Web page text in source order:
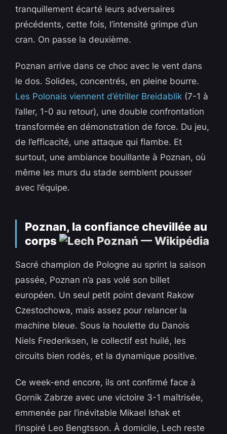
tranquillement écarté leurs adversaires
précédents, cette fois, l’intensité grimpe d’un
cran. On passe la deuxième.
Poznan arrive dans ce choc avec le vent dans
le dos. Solides, concentrés, en pleine bourre.
Les Polonais viennent d’étriller Breidablik (7-1 à
l’aller, 1-0 au retour), une double confrontation
transformée en démonstration de force. Du jeu,
de l’efficacité, une attaque qui flambe. Et
surtout, une ambiance bouillante à Poznan, où
même les murs du stade semblent pousser
avec l’équipe.
Poznan, la confiance chevillée au
corps
Sacré champion de Pologne au sprint la saison
passée, Poznan n’a pas volé son billet
européen. Un seul petit point devant Rakow
Czestochowa, mais assez pour relancer la
machine bleue. Sous la houlette du Danois
Niels Frederiksen, le collectif est huilé, les
circuits bien rodés, et la dynamique positive.
Ce week-end encore, ils ont confirmé face à
Gornik Zabrze avec une victoire 3-1 maîtrisée,
emmenée par l’inévitable Mikael Ishak et
l’inspiré Leo Bengtsson. À domicile, Lech reste